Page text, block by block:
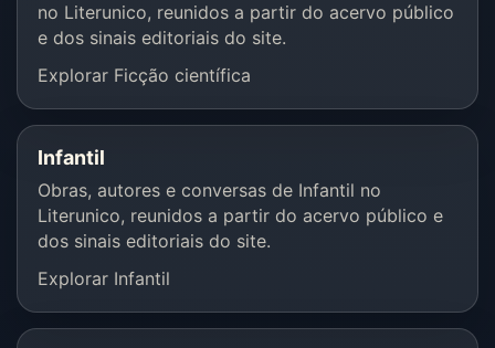
no Literunico, reunidos a partir do acervo público
e dos sinais editoriais do site.
Explorar Ficção científica
Infantil
Obras, autores e conversas de Infantil no
Literunico, reunidos a partir do acervo público e
dos sinais editoriais do site.
Explorar Infantil